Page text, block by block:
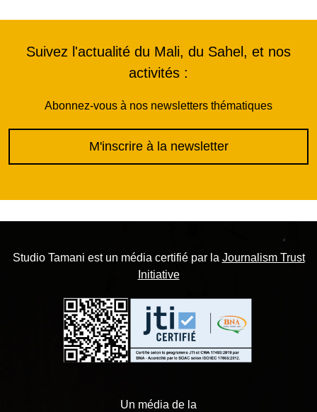
Suivez l'actualité du Mali, du Sahel, et nos
activités :
Abonnez-vous à nos newsletters thématiques
M'inscrire à la newsletter
Studio Tamani est un média certifié par la Journalism Trust
Initiative
Un média de la